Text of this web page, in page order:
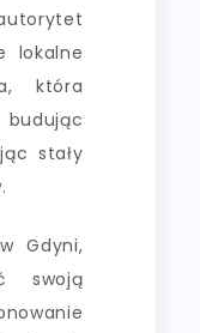
lokalne
która
budując
stały
Gdyni,
swoją